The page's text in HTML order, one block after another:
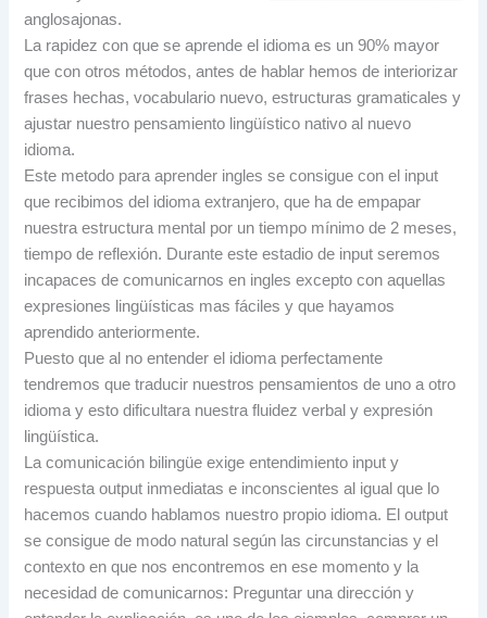
anglosajonas.
La rapidez con que se aprende el idioma es un 90% mayor
que con otros métodos, antes de hablar hemos de interiorizar
frases hechas, vocabulario nuevo, estructuras gramaticales y
ajustar nuestro pensamiento lingüístico nativo al nuevo
idioma.
Este metodo para aprender ingles se consigue con el input
que recibimos del idioma extranjero, que ha de empapar
nuestra estructura mental por un tiempo mínimo de 2 meses,
tiempo de reflexión. Durante este estadio de input seremos
incapaces de comunicarnos en ingles excepto con aquellas
expresiones lingüísticas mas fáciles y que hayamos
aprendido anteriormente.
Puesto que al no entender el idioma perfectamente
tendremos que traducir nuestros pensamientos de uno a otro
idioma y esto dificultara nuestra fluidez verbal y expresión
lingüística.
La comunicación bilingüe exige entendimiento input y
respuesta output inmediatas e inconscientes al igual que lo
hacemos cuando hablamos nuestro propio idioma. El output
se consigue de modo natural según las circunstancias y el
contexto en que nos encontremos en ese momento y la
necesidad de comunicarnos: Preguntar una dirección y